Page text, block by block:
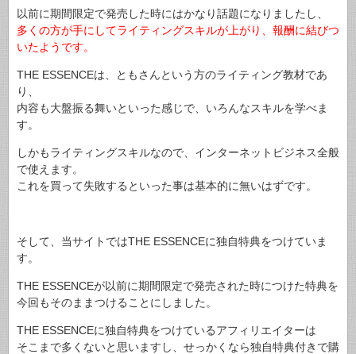
以前に期間限定で発売した時にはかなり話題になりましたし、
多くの方が手にしてライティングスキルが上がり、報酬に結びつ
いたようです。
THE ESSENCEは、ともさんという方のライティング教材であ
り、
内容も大盤振る舞いといった感じで、いろんなスキルを学べま
す。
しかもライティングスキルなので、インターネットビジネス全般
で使えます。
これを買って失敗するといった事は基本的に無いはずです。
そして、当サイトではTHE ESSENCEに独自特典をつけていま
す。
THE ESSENCEが以前に期間限定で発売された時につけた特典を
今回もそのままつけることにしました。
THE ESSENCEに独自特典をつけているアフィリエイターは
そこまで多くないと思いますし、せっかくなら独自特典付きで購